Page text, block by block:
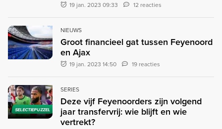
19 jan. 2023 09:33 12 reacties
NIEUWS
Groot financieel gat tussen Feyenoord
en Ajax
19 jan. 2023 14:50 19 reacties
SELECTIEPUZZEL
SERIES
Deze vijf Feyenoorders zijn volgend
jaar transfervrij: wie blijft en wie
vertrekt?